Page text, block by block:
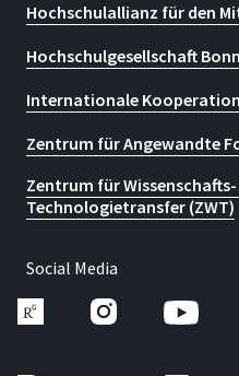
Hochschulallianz für den
Hochschulgesellschaft
Internationale
Zentrum für Angewandte
Zentrum für
Technologietransfer (ZWT)
Social Media